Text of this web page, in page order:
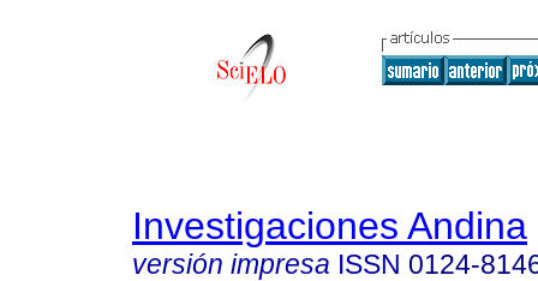
Investigaciones Andina
versión impresa ISSN 0124-